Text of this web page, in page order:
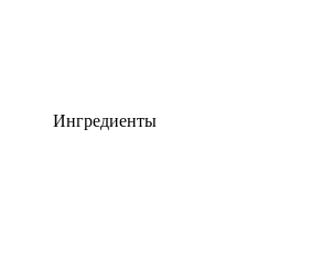
Ингредиенты